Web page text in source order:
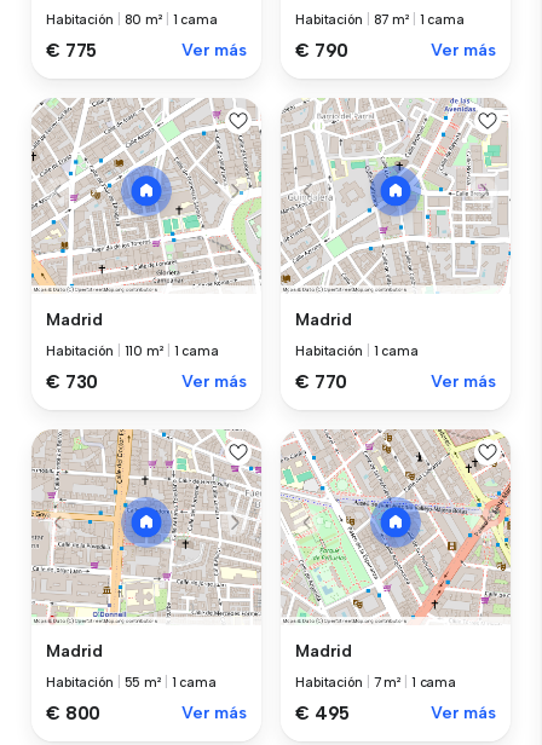
Habitación 80 m² 1 cama
€ 775 Ver más
Habitación 87 m² 1 cama
€ 790 Ver más
Madrid
Habitación 110 m² 1 cama
€ 730 Ver más
Madrid
Habitación 1 cama
€ 770 Ver más
Madrid
Habitación 55 m² 1 cama
€ 800 Ver más
Madrid
Habitación 7 m² 1 cama
€ 495 Ver más